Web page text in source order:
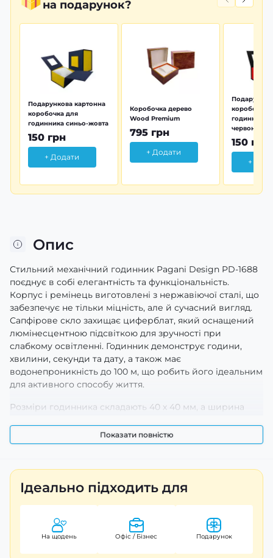
на подарунок?
Подарункова картонна
коробочка для
годинника синьо-жовта
150 грн
+ Додати
Коробочка дерево
Wood Premium
795 грн
+ Додати
коробочка
годинника
червона
150 грн
+
Опис
Стильний механічний годинник Pagani Design PD-1688
поєднує в собі елегантність та функціональність.
Корпус і ремінець виготовлені з нержавіючої сталі, що
забезпечує не тільки міцність, але й сучасний вигляд.
Сапфірове скло захищає циферблат, який оснащений
люмінесцентною підсвіткою для зручності при
слабкому освітленні. Годинник демонструє години,
хвилини, секунди та дату, а також має
водонепроникність до 100 м, що робить його ідеальним
для активного способу життя.
Розміри годинника складають 40 х 40 мм, а ширина
аксесуар у сріблястому кольорі, що підходить для
casual та класичного стилю. Гарантія на годинник
Загальна вага годинника складає 141 г.
Показати повністю
Ідеально підходить для
На щодень Офіс / Бізнес Подарунок